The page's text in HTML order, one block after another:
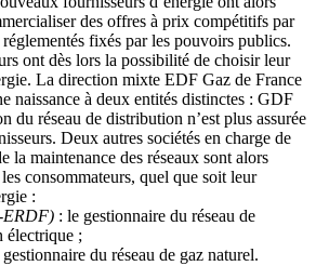
des offres à prix compétitifs par
fixés par les pouvoirs publics.
ont dès lors la possibilité de choisir leur
La direction mixte EDF Gaz de France
naissance à deux entités distinctes : GDF
du réseau de distribution n’est plus assurée
Deux autres sociétés en charge de
la maintenance des réseaux sont alors
consommateurs, quel que soit leur
:
ERDF) : le gestionnaire du réseau de
électrique ;
gestionnaire du réseau de gaz naturel.